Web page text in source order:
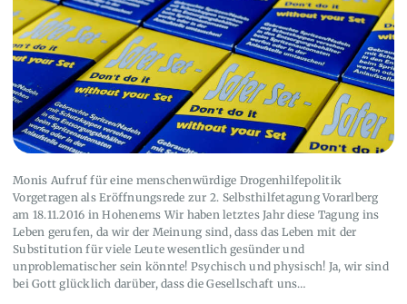
Monis Aufruf für eine menschenwürdige Drogenhilfepolitik
Vorgetragen als Eröffnungsrede zur 2. Selbsthilfetagung Vorarlberg
am 18.11.2016 in Hohenems Wir haben letztes Jahr diese Tagung ins
Leben gerufen, da wir der Meinung sind, dass das Leben mit der
Substitution für viele Leute wesentlich gesünder und
unproblematischer sein könnte! Psychisch und physisch! Ja, wir sind
bei Gott glücklich darüber, dass die Gesellschaft uns…